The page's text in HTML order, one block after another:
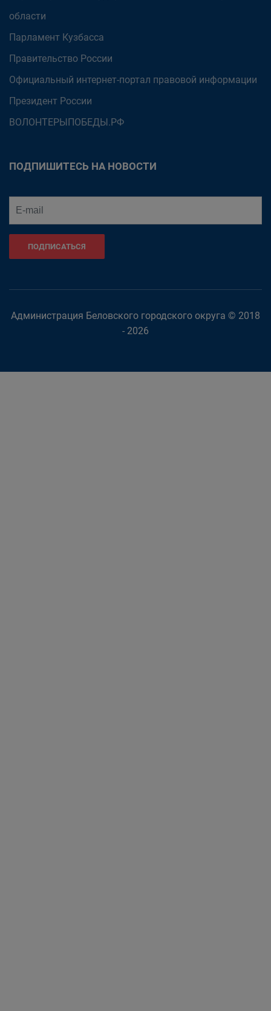
области
Парламент Кузбасса
Правительство России
Официальный интернет-портал правовой информации
Президент России
ВОЛОНТЕРЫПОБЕДЫ.РФ
ПОДПИШИТЕСЬ НА НОВОСТИ
ПОДПИСАТЬСЯ
Администрация Беловского городского округа © 2018
- 2026